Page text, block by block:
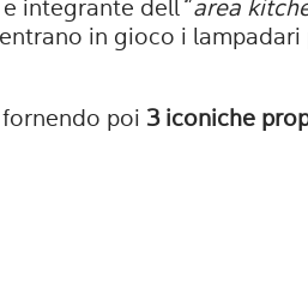
integrante dell ”area
in gioco i lampadari
poi 3 iconiche